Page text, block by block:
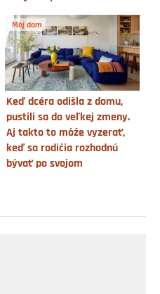
Môj dom
Keď dcéra odišla z domu,
pustili sa do veľkej zmeny.
Aj takto to môže vyzerať,
keď sa rodičia rozhodnú
bývať po svojom